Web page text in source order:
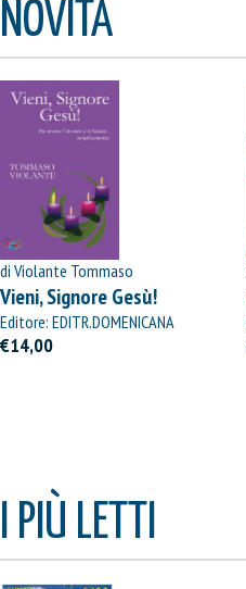
NOVITÀ
di Violante Tommaso
Vieni, Signore Gesù!
Editore: EDITR.DOMENICANA
ITALIANA
€14,00
I PIÙ LETTI